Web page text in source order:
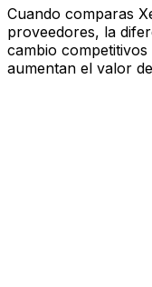
Cuando comparas
proveedores, la
cambio
aumentan el valor